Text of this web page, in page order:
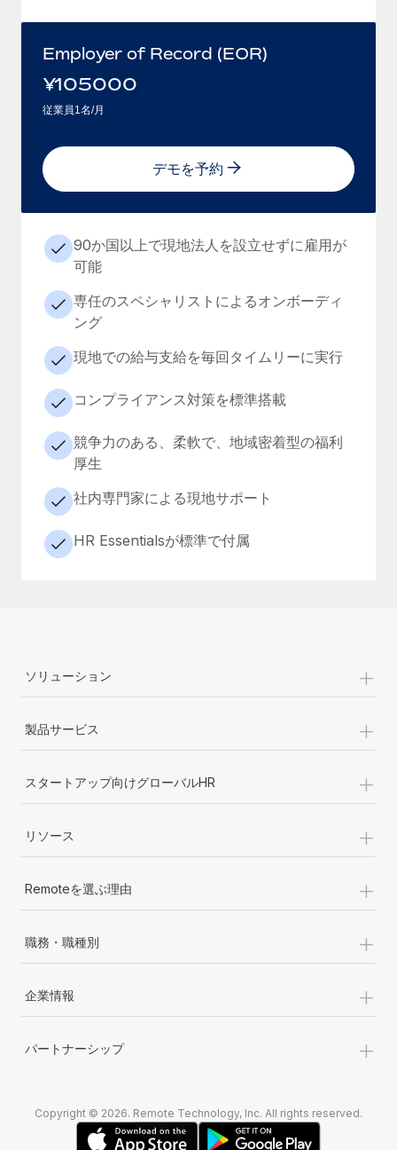
Employer of Record (EOR)
¥105000
従業員1名/月
デモを予約
90か国以上で現地法人を設立せずに雇用が
可能
専任のスペシャリストによるオンボーディ
ング
現地での給与支給を毎回タイムリーに実行
コンプライアンス対策を標準搭載
競争力のある、柔軟で、地域密着型の福利
厚生
社内専門家による現地サポート
HR Essentialsが標準で付属
ソリューション +
製品サービス +
スタートアップ向けグローバルHR +
リソース +
Remoteを選ぶ理由 +
職務・職種別 +
企業情報 +
パートナーシップ +
Copyright © 2026. Remote Technology, Inc. All rights reserved.